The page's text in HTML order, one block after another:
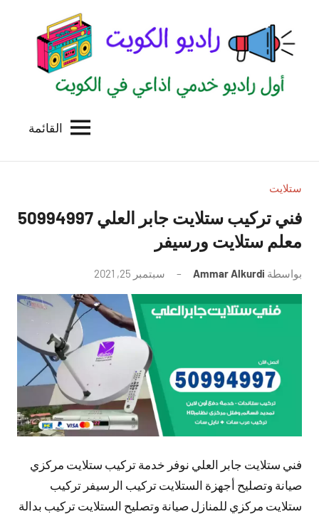
المحتوى
الكويت
للاعلانات
بالكويت
القائمة
ستلايت
فني تركيب ستلايت جابر العلي 50994997
معلم ستلايت ورسيفر
بواسطة Ammar Alkurdi سبتمبر 25, 2021
توجد
تعليقات
فني ستلايت جابر العلي نوفر خدمة تركيب ستلايت مركزي
صيانة وتصليح أجهزة الستلايت تركيب الرسيفر تركيب
ستلايت مركزي للمنازل صيانة وتصليح الستلايت تركيب بدالة